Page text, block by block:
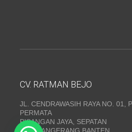
CV. RATMAN BEJO
JL. CENDRAWASIH RAYA NO. 01,
PERMATA
PISANGAN JAYA, SEPATAN